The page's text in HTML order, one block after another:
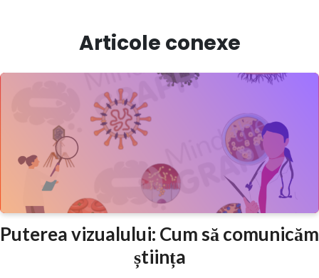
Articole conexe
Puterea vizualului: Cum să comunicăm
știința